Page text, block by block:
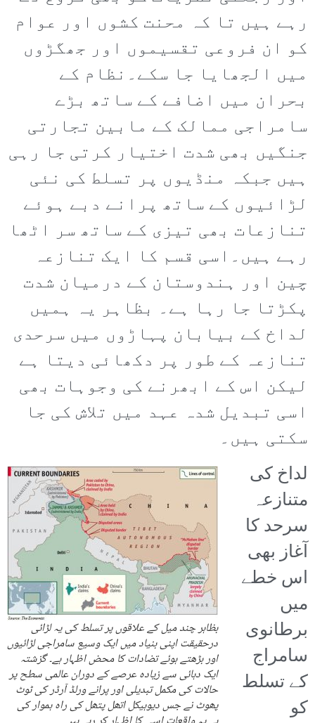
رہے ہیں تا کہ محنت کشوں اور عوام
کو ان فروعی تقسیموں اور جھگڑوں
میں الجھایا جا سکے۔نظام کے
بحران میں اضافے کے ساتھ بڑے
سامراجی ممالک کے مابین تجارتی
جنگیں بھی شدت اختیار کرتی جا رہی
ہیں جبکہ منڈیوں پر تسلط کی نئی
لڑائیوں کے ساتھ پرانے دبے ہوئے
تنازعات بھی تیزی کے ساتھ سر اٹھا
رہے ہیں۔اسی قسم کا ایک تنازعہ
چین اور ہندوستان کے درمیان شدت
پکڑتا جا رہا ہے۔ بظاہر یہ ہمیں
لداخ کے بیابان پہاڑوں میں سرحدی
تنازعہ کے طور پر دکھائی دیتا ہے
لیکن اس کے ابھرنے کی وجوہات بھی
اسی تبدیل شدہ عہد میں تلاش کی جا
سکتی ہیں۔
بظاہر چند میل کے علاقوں پر تسلط کی یہ لڑائی
درحقیقت اپنی بنیاد میں ایک وسیع سامراجی لڑائیوں
اور بڑھتے ہوئے تضادات کا محض اظہار ہے۔ گزشتہ
ایک دہائی سے زیادہ عرصے کے دوران عالمی سطح پر
حالات کی مکمل تبدیلی اور پرانے ورلڈ آرڈر کی ٹوٹ
پھوٹ نے جس دیوہیکل اتھل پتھل کی راہ ہموار کی
لداخ کی
متنازعہ
سرحد کا
آغاز بھی
اس خطے
میں
برطانوی
سامراج
کے تسلط
کو